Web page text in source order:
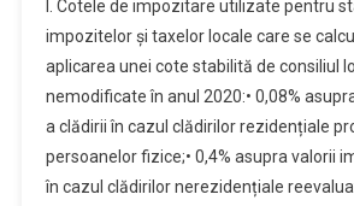
I. Cotele de impozitare utilizate pentru
impozitelor și taxelor locale care se
aplicarea unei cote stabilită de consiliul
nemodificate în anul 2020:• 0,08%
a clădirii în cazul clădirilor rezidențiale
persoanelor fizice;• 0,4% asupra valorii
în cazul clădirilor nerezidențiale